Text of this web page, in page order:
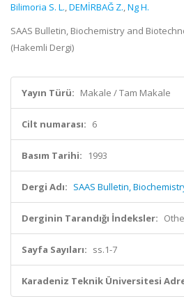
Bilimoria S. L.,DEMİRBAĞ Z.,Ng H.
SAAS Bulletin, Biochemistry and
(Hakemli Dergi)
Yayın Türü: Makale / Tam Makale
Cilt numarası: 6
Basım Tarihi: 1993
Dergi Adı: SAAS Bulletin,
Derginin Tarandığı İndeksler:
Sayfa Sayıları: ss.1-7
Karadeniz Teknik Üniversitesi